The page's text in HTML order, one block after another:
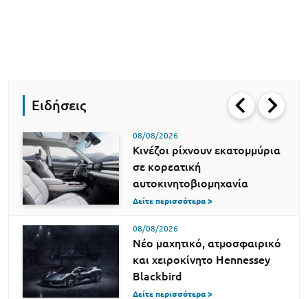
Ειδήσεις
08/08/2026
Κινέζοι ρίχνουν εκατομμύρια
σε κορεατική
αυτοκινητοβιομηχανία
Δείτε περισσότερα >
08/08/2026
Νέο μαχητικό, ατμοσφαιρικό
και χειροκίνητο Hennessey
Blackbird
Δείτε περισσότερα >